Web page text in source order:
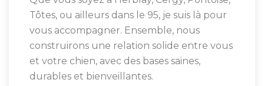
Tôtes, ou ailleurs dans le 95, je suis là pour
vous accompagner. Ensemble, nous
construirons une relation solide entre vous
et votre chien, avec des bases saines,
durables et bienveillantes.